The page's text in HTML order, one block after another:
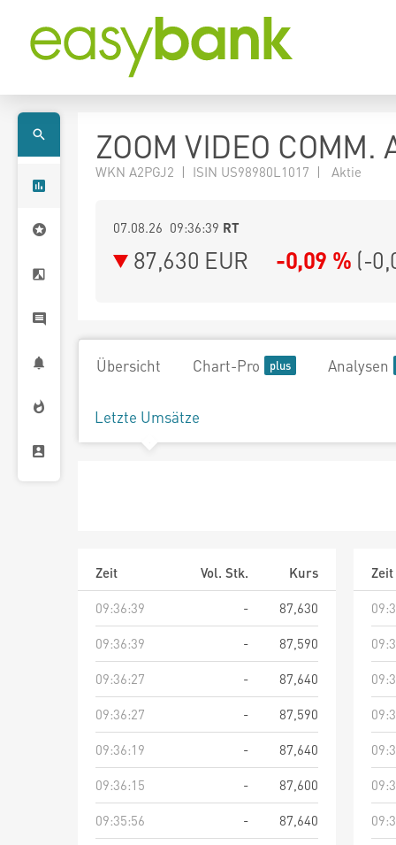
ZOOM VIDEO COMM.
WKN A2PGJ2 | ISIN US98980L1017 | Aktie
07.08.26 09:36:39 RT
87,630 EUR -0,09 % (-
Übersicht Chart-Pro Analysen
Letzte Umsätze
Zeit Vol. Stk.
Kurs
09:36:39
-
87,630
09:36:39
-
87,590
09:36:27
-
87,640
09:36:27
-
87,590
09:36:19
-
87,640
09:36:15
-
87,600
09:35:56
-
87,640
Zeit